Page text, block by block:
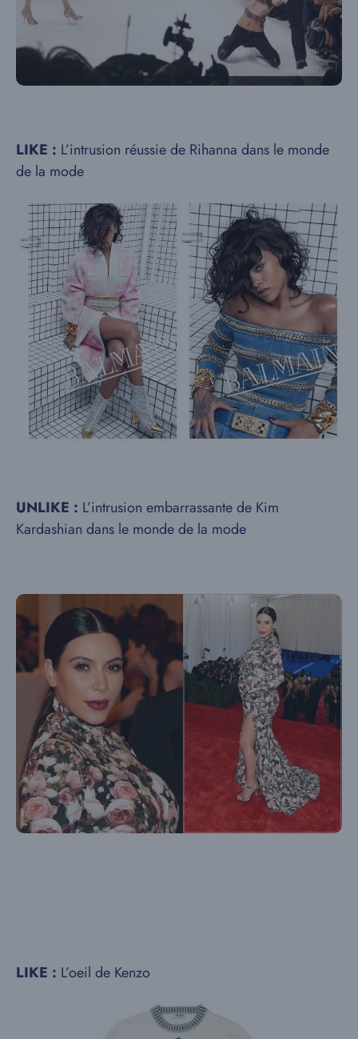
LIKE : L’intrusion réussie de Rihanna dans le monde
de la mode
UNLIKE : L’intrusion embarrassante de Kim
Kardashian dans le monde de la mode
LIKE : L’oeil de Kenzo